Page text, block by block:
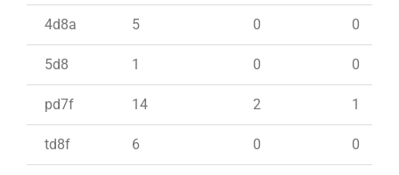
4d8a 5 0 0
5d8 1 0 0
pd7f 14 2 1
td8f 6 0 0